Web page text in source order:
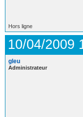
Hors ligne
10/04/2009
gleu
Administrateur